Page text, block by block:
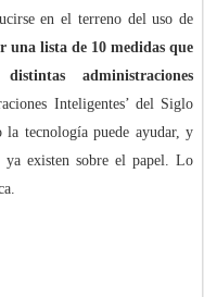
en el terreno del uso de
una lista de 10 medidas que
administraciones
Inteligentes’ del Siglo
tecnología puede ayudar, y
ya existen sobre el papel. Lo